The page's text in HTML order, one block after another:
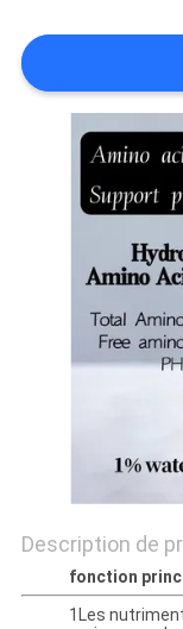
NOUS
DEMANDEZ
UNE
CITATION
POLITIQUE
Description de
fonction
1Les